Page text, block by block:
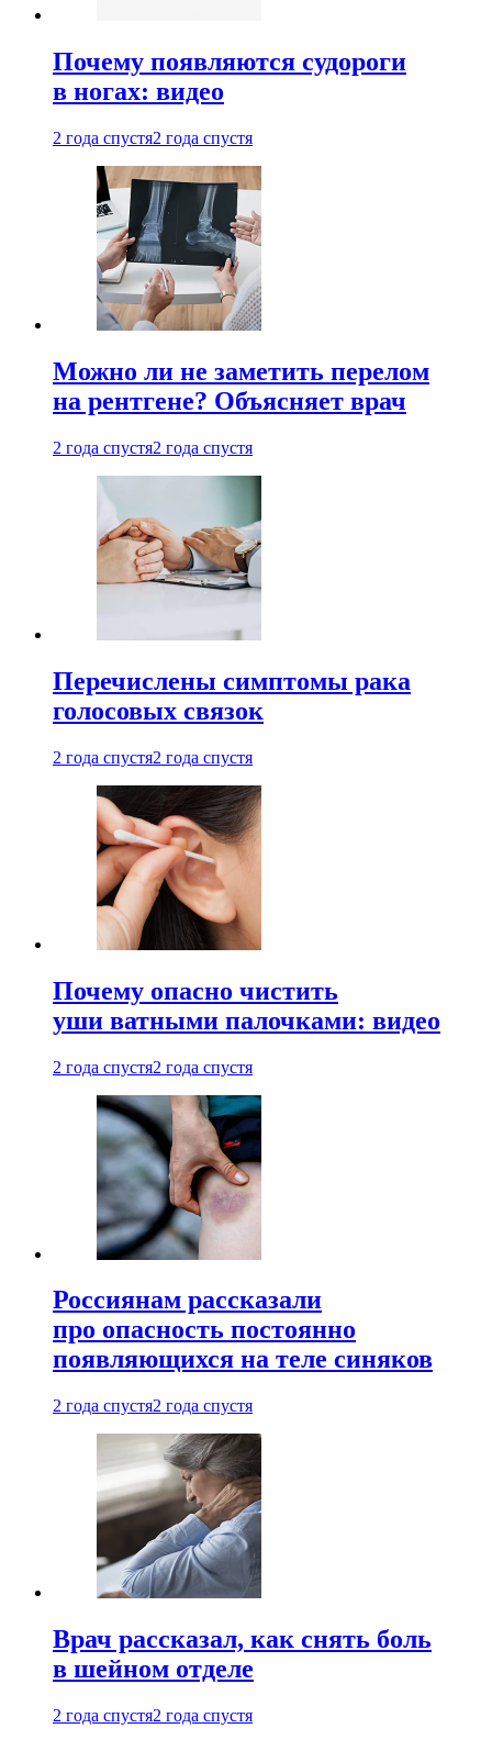
Почему появляются судороги
в ногах: видео
2 года спустя2 года спустя
Можно ли не заметить перелом
на рентгене? Объясняет врач
2 года спустя2 года спустя
Перечислены симптомы рака
голосовых связок
2 года спустя2 года спустя
Почему опасно чистить
уши ватными палочками: видео
2 года спустя2 года спустя
Россиянам рассказали
про опасность постоянно
появляющихся на теле синяков
2 года спустя2 года спустя
Врач рассказал, как снять боль
в шейном отделе
2 года спустя2 года спустя